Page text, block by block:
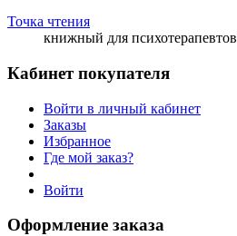
Точка чтения
книжный для психотерапевтов
Кабинет покупателя
Войти в личный кабинет
Заказы
Избранное
Где мой заказ?
Войти
Оформление заказа